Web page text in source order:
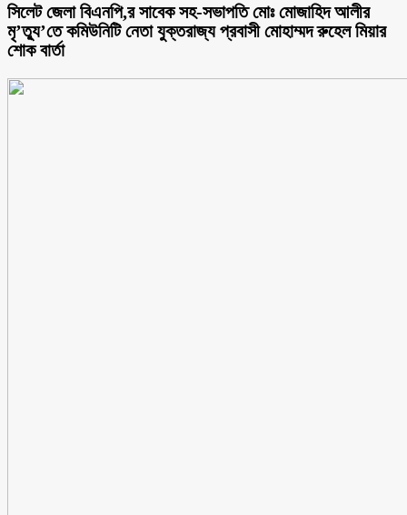
সিলেট জেলা বিএনপি,র সাবেক সহ-সভাপতি মোঃ মোজাহিদ আলীর
মৃ’ত্যু’তে কমিউনিটি নেতা যুক্তরাজ্য প্রবাসী মোহাম্মদ রুহেল মিয়ার
শোক বার্তা